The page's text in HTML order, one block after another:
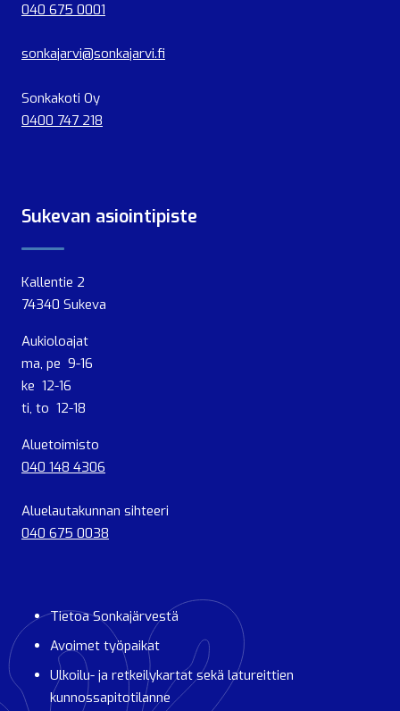
040 675 0001
sonkajarvi@sonkajarvi.fi
Sonkakoti Oy
0400 747 218
Sukevan asiointipiste
Kallentie 2
74340 Sukeva
Aukioloajat
ma, pe 9-16
ke 12-16
ti, to 12-18
Aluetoimisto
040 148 4306
Aluelautakunnan sihteeri
040 675 0038
Tietoa Sonkajärvestä
Avoimet työpaikat
Ulkoilu- ja retkeilykartat sekä latureittien
kunnossapitotilanne